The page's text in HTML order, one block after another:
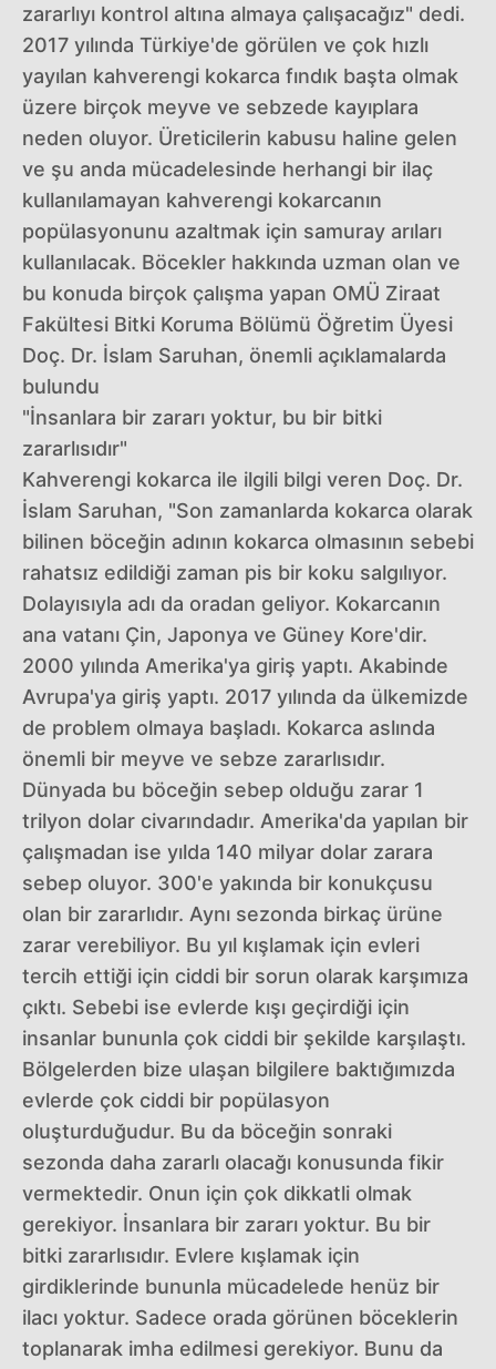
zararlıyı kontrol altına almaya çalışacağız" dedi.
2017 yılında Türkiye'de görülen ve çok hızlı
yayılan kahverengi kokarca fındık başta olmak
üzere birçok meyve ve sebzede kayıplara
neden oluyor. Üreticilerin kabusu haline gelen
ve şu anda mücadelesinde herhangi bir ilaç
kullanılamayan kahverengi kokarcanın
popülasyonunu azaltmak için samuray arıları
kullanılacak. Böcekler hakkında uzman olan ve
bu konuda birçok çalışma yapan OMÜ Ziraat
Fakültesi Bitki Koruma Bölümü Öğretim Üyesi
Doç. Dr. İslam Saruhan, önemli açıklamalarda
bulundu
"İnsanlara bir zararı yoktur, bu bir bitki
zararlısıdır"
Kahverengi kokarca ile ilgili bilgi veren Doç. Dr.
İslam Saruhan, "Son zamanlarda kokarca olarak
bilinen böceğin adının kokarca olmasının sebebi
rahatsız edildiği zaman pis bir koku salgılıyor.
Dolayısıyla adı da oradan geliyor. Kokarcanın
ana vatanı Çin, Japonya ve Güney Kore'dir.
2000 yılında Amerika'ya giriş yaptı. Akabinde
Avrupa'ya giriş yaptı. 2017 yılında da ülkemizde
de problem olmaya başladı. Kokarca aslında
önemli bir meyve ve sebze zararlısıdır.
Dünyada bu böceğin sebep olduğu zarar 1
trilyon dolar civarındadır. Amerika'da yapılan bir
çalışmadan ise yılda 140 milyar dolar zarara
sebep oluyor. 300'e yakında bir konukçusu
olan bir zararlıdır. Aynı sezonda birkaç ürüne
zarar verebiliyor. Bu yıl kışlamak için evleri
tercih ettiği için ciddi bir sorun olarak karşımıza
çıktı. Sebebi ise evlerde kışı geçirdiği için
insanlar bununla çok ciddi bir şekilde karşılaştı.
Bölgelerden bize ulaşan bilgilere baktığımızda
evlerde çok ciddi bir popülasyon
oluşturduğudur. Bu da böceğin sonraki
sezonda daha zararlı olacağı konusunda fikir
vermektedir. Onun için çok dikkatli olmak
gerekiyor. İnsanlara bir zararı yoktur. Bu bir
bitki zararlısıdır. Evlere kışlamak için
girdiklerinde bununla mücadelede henüz bir
ilacı yoktur. Sadece orada görünen böceklerin
toplanarak imha edilmesi gerekiyor. Bunu da